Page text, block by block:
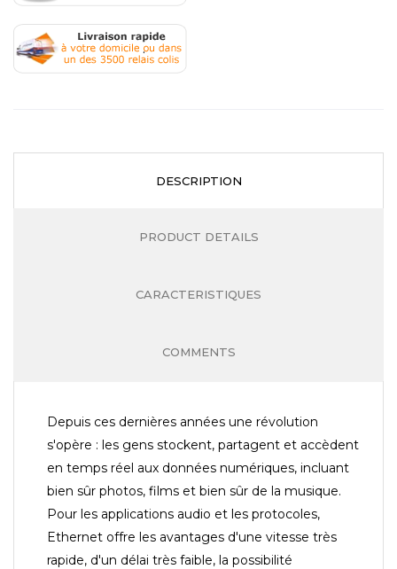
.
DESCRIPTION
PRODUCT DETAILS
CARACTERISTIQUES
COMMENTS
Depuis ces dernières années une révolution
s'opère : les gens stockent, partagent et accèdent
en temps réel aux données numériques, incluant
bien sûr photos, films et bien sûr de la musique.
Pour les applications audio et les protocoles,
Ethernet offre les avantages d'une vitesse très
rapide, d'un délai très faible, la possibilité